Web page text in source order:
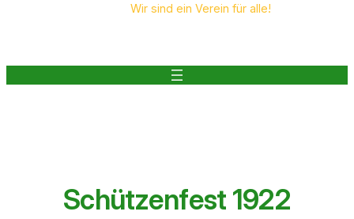
Wir sind ein Verein für alle!
Schützenfest 1922